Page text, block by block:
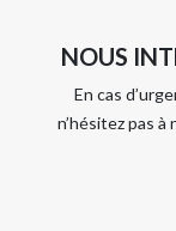
NOUS
En cas
n’hésitez pas